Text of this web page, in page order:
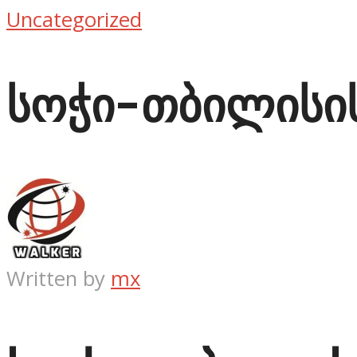
Uncategorized
სოჭი-
Written by mx